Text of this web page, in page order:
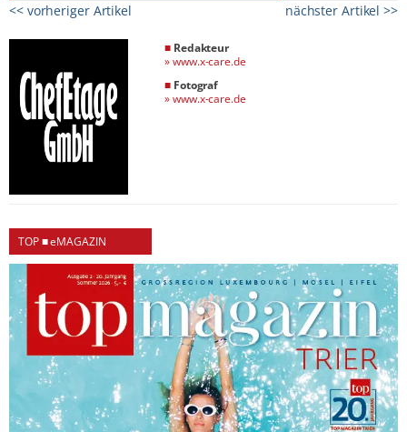
<< vorheriger Artikel nächster Artikel >>
■ Redakteur
»www.x-care.de
■ Fotograf
»www.x-care.de
TOP ■ eMAGAZIN